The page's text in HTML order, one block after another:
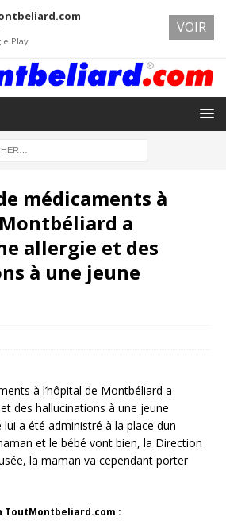
médicaments à
a
allergie et des
à une jeune
à l’hôpital de Montbéliard a
des hallucinations à une jeune
a été administré à la place dun
et le bébé vont bien, la Direction
la maman va cependant porter
:
Play
VOIR